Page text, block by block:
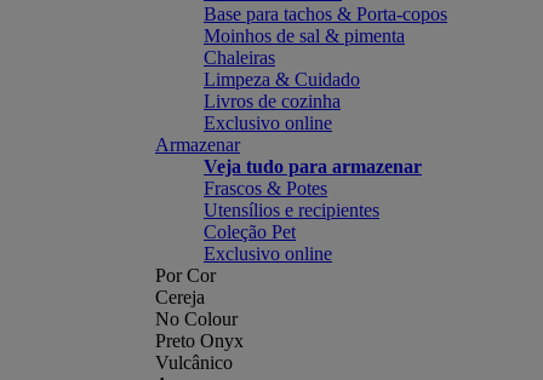
Base para tachos & Porta-copos
Moinhos de sal & pimenta
Chaleiras
Limpeza & Cuidado
Livros de cozinha
Exclusivo online
Armazenar
Veja tudo para armazenar
Frascos & Potes
Utensílios e recipientes
Coleção Pet
Exclusivo online
Por Cor
Cereja
No Colour
Preto Onyx
Vulcânico